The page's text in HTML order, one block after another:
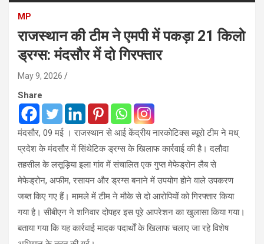
MP
राजस्थान की टीम ने एमपी में पकड़ा 21 किलो
ड्रग्स: मंदसौर में दो गिरफ्तार
May 9, 2026
Share
मंदसौर, 09 मई । राजस्थान से आई केंद्रीय नारकोटिक्स ब्यूरो टीम ने मध्
प्रदेश के मंदसौर में सिंथेटिक ड्रग्स के खिलाफ कार्रवाई की है। दलौदा
तहसील के लसूड़िया इला गांव में संचालित एक गुप्त मेफेड्रोन लैब से
मेफेड्रोन, अफीम, रसायन और ड्रग्स बनाने में उपयोग होने वाले उपकरण
जब्त किए गए हैं। मामले में टीम ने मौके से दो आरोपियों को गिरफ्तार किया
गया है। सीबीएन ने शनिवार दोपहर इस पूरे आपरेशन का खुलासा किया गया।
बताया गया कि यह कार्रवाई मादक पदार्थों के खिलाफ चलाए जा रहे विशेष